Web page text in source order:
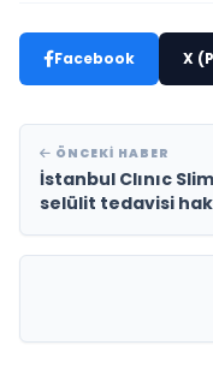
Facebook X
ÖNCEKI HABER
İstanbul Clınıc
selülit tedavisi hakkında merak edilenleri